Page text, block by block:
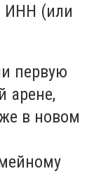
ИНН (или
первую
арене,
в новом